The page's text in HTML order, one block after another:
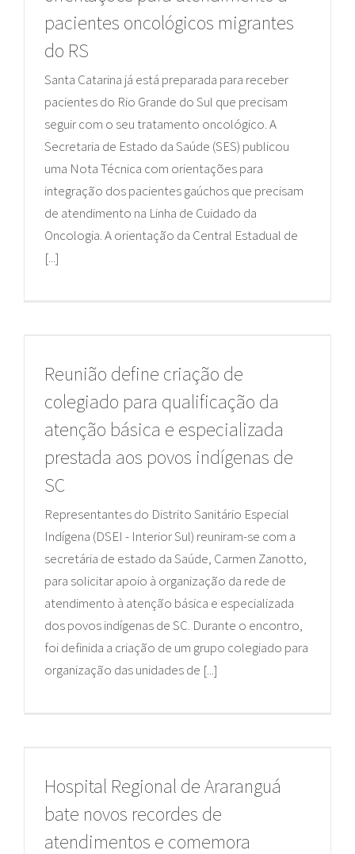
pacientes oncológicos migrantes
do RS
Santa Catarina já está preparada para receber
pacientes do Rio Grande do Sul que precisam
seguir com o seu tratamento oncológico. A
Secretaria de Estado da Saúde (SES) publicou
uma Nota Técnica com orientações para
integração dos pacientes gaúchos que precisam
de atendimento na Linha de Cuidado da
Oncologia. A orientação da Central Estadual de
[...]
Reunião define criação de
colegiado para qualificação da
atenção básica e especializada
prestada aos povos indígenas de
SC
Representantes do Distrito Sanitário Especial
Indígena (DSEI - Interior Sul) reuniram-se com a
secretária de estado da Saúde, Carmen Zanotto,
para solicitar apoio à organização da rede de
atendimento à atenção básica e especializada
dos povos indígenas de SC. Durante o encontro,
foi definida a criação de um grupo colegiado para
organização das unidades de [...]
Hospital Regional de Araranguá
bate novos recordes de
atendimentos e comemora